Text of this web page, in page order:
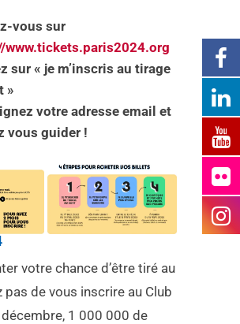
vous sur
www.tickets.paris2024.org
sur « je m’inscris au tirage
»
votre adresse email et
vous guider !
votre chance d’être tiré au
pas de vous inscrire au Club
1 000 000 de